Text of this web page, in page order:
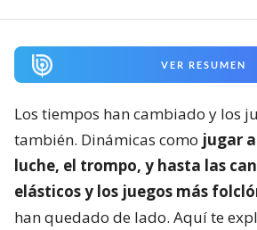
VER RESUMEN
Los tiempos han cambiado y los
también. Dinámicas como jugar
luche, el trompo, y hasta las
elásticos y los juegos más
han quedado de lado. Aquí te